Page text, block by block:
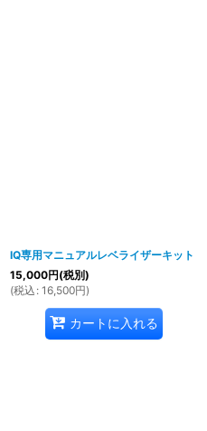
IQ専用マニュアルレベライザーキット
15,000円(税別)
(税込 : 16,500円)
カートに入れる